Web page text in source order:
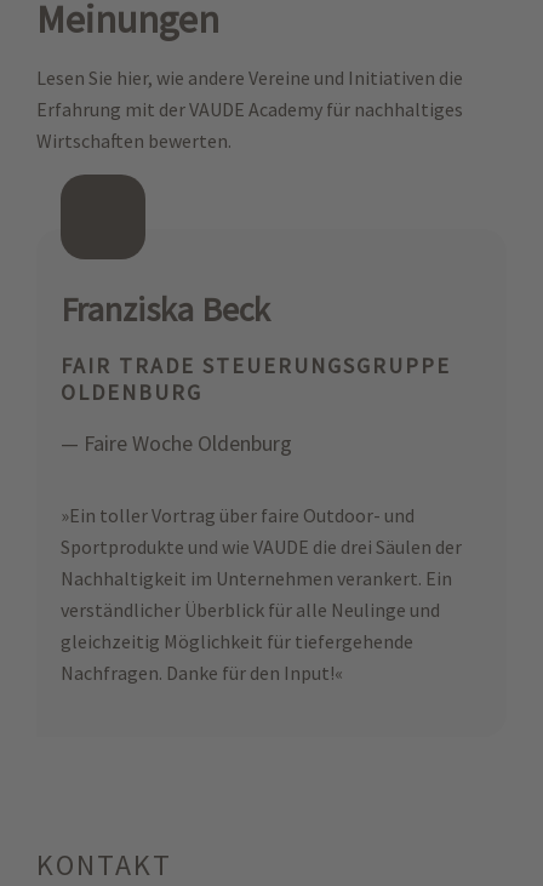
Meinungen
Lesen Sie hier, wie andere Vereine und Initiativen die
Erfahrung mit der VAUDE Academy für nachhaltiges
Wirtschaften bewerten.
Franziska Beck
FAIR TRADE STEUERUNGSGRUPPE
OLDENBURG
— Faire Woche Oldenburg
»Ein toller Vortrag über faire Outdoor- und
Sportprodukte und wie VAUDE die drei Säulen der
Nachhaltigkeit im Unternehmen verankert. Ein
verständlicher Überblick für alle Neulinge und
gleichzeitig Möglichkeit für tiefergehende
Nachfragen. Danke für den Input!«
KONTAKT